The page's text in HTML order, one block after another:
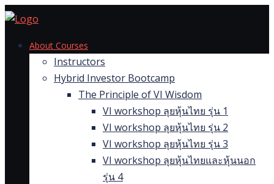
Skip
contentAbout Courses
Instructors
Hybrid Investor Bootcamp
The Principle of VI Wisdom
VI workshop ลุยหุ้นไทย รุ่น 1
VI workshop ลุยหุ้นไทย รุ่น 2
VI workshop ลุยหุ้นไทย รุ่น 3
VI workshop ลุยหุ้นไทยและหุ้นนอก
รุ่น 4